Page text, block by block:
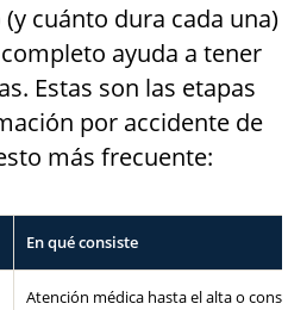
cuánto dura cada una)
ayuda a tener
Estas son las etapas
por accidente de
más frecuente:
En qué consiste
Atención médica hasta el alta o